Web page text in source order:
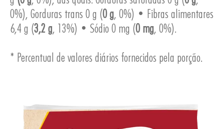
0%), Gorduras trans 0 g (0 g, 0%) • Fibras alimentares
6,4 g (3,2 g, 13%) • Sódio 0 mg (0 mg, 0%).
* Percentual de valores diários fornecidos pela porção.